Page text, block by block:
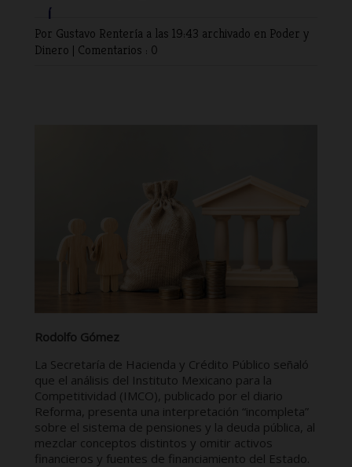
í
Por Gustavo Rentería a las 19:43 archivado en Poder y
Dinero | Comentarios : 0
Rodolfo Gómez
La Secretaría de Hacienda y Crédito Público señaló
que el análisis del Instituto Mexicano para la
Competitividad (IMCO), publicado por el diario
Reforma, presenta una interpretación “incompleta”
sobre el sistema de pensiones y la deuda pública, al
mezclar conceptos distintos y omitir activos
financieros y fuentes de financiamiento del Estado.